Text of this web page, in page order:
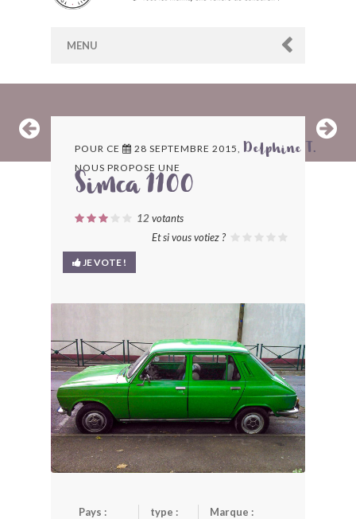
MENU
ARCHIVES
LES CONTRIBUTEURS
LE BLOG
BONJOURLAVIEILLE ?
MODÈLES ET MARQUES
COMMENT FONCTIONNE BLV ?
POUR CE 28 SEPTEMBRE 2015, Delphine T.
NOUS PROPOSE UNE
Simca 1100
12votants
Et si vous votiez ?
JE VOTE !
Pays :
type :
Marque :